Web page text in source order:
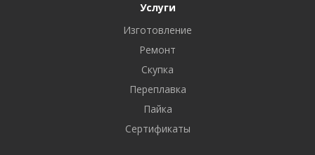
Услуги
Изготовление
Ремонт
Скупка
Переплавка
Пайка
Сертификаты